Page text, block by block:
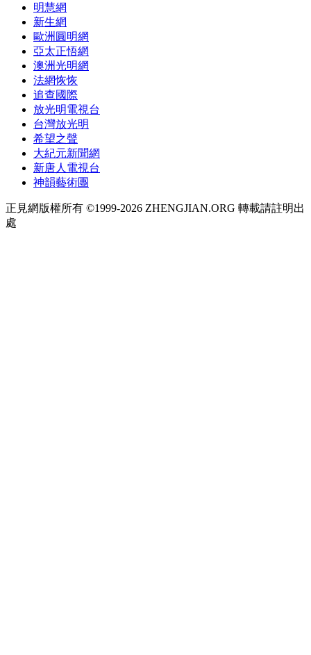
明慧網
新生網
歐洲圓明網
亞太正悟網
澳洲光明網
法網恢恢
追查國際
放光明電視台
台灣放光明
希望之聲
大紀元新聞網
新唐人電視台
神韻藝術團
正見網版權所有 ©1999-2026 ZHENGJIAN.ORG 轉載請註明出
處